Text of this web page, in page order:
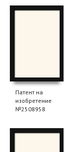
Патент на
изобретение
№2508958